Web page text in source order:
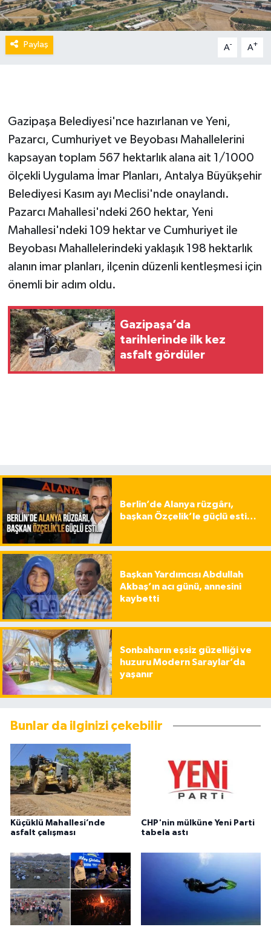
Paylaş A- A+
Gazipaşa Belediyesi'nce hazırlanan ve Yeni,
Pazarcı, Cumhuriyet ve Beyobası Mahallelerini
kapsayan toplam 567 hektarlık alana ait 1/1000
ölçekli Uygulama İmar Planları, Antalya Büyükşehir
Belediyesi Kasım ayı Meclisi'nde onaylandı.
Pazarcı Mahallesi'ndeki 260 hektar, Yeni
Mahallesi'ndeki 109 hektar ve Cumhuriyet ile
Beyobası Mahallelerindeki yaklaşık 198 hektarlık
alanın imar planları, ilçenin düzenli kentleşmesi için
önemli bir adım oldu.
Gazipaşa’da
tarihlerinde ilk kez
asfalt gördüler
Berlin’de Alanya rüzgârı,
başkan Özçelik’le güçlü esti…
Başkan Yardımcısı Abdullah
Akbaş’ın acı günü, annesini
kaybetti
Sonbaharın eşsiz güzelliği ve
huzuru Modern Saraylar’da
yaşanır
Bunlar da ilginizi çekebilir
Küçüklü Mahallesi’nde
asfalt çalışması
CHP'nin mülküne Yeni Parti
tabela astı